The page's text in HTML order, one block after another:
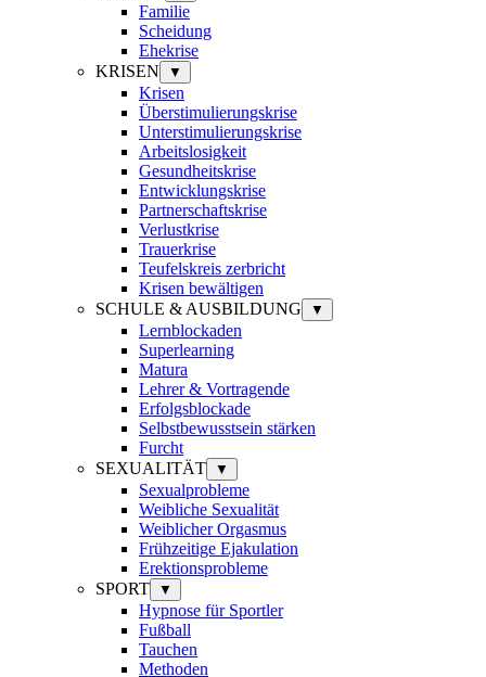
Familie
Scheidung
Ehekrise
KRISEN
▼
Krisen
Überstimulierungskrise
Unterstimulierungskrise
Arbeitslosigkeit
Gesundheitskrise
Entwicklungskrise
Partnerschaftskrise
Verlustkrise
Trauerkrise
Teufelskreis zerbricht
Krisen bewältigen
SCHULE & AUSBILDUNG
▼
Lernblockaden
Superlearning
Matura
Lehrer & Vortragende
Erfolgsblockade
Selbstbewusstsein stärken
Furcht
SEXUALITÄT
▼
Sexualprobleme
Weibliche Sexualität
Weiblicher Orgasmus
Frühzeitige Ejakulation
Erektionsprobleme
SPORT
▼
Hypnose für Sportler
Fußball
Tauchen
Methoden